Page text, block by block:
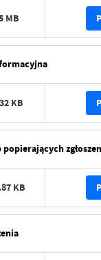
MB
KB
popierających
KB